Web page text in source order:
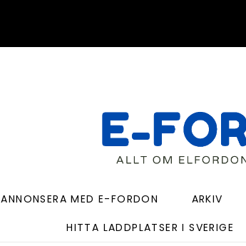
ANNONSERA MED E-FORDON ARKIV
HITTA LADDPLATSER I SVERIGE